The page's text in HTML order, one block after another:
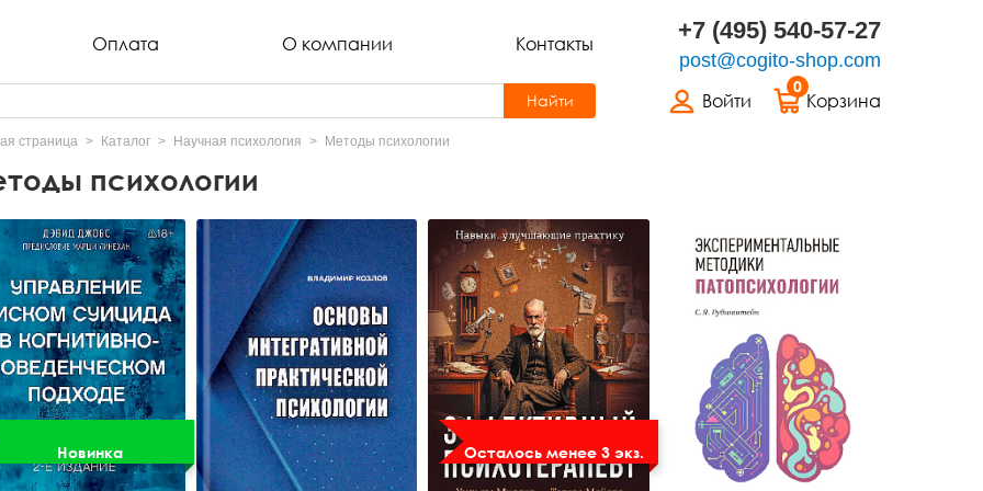
Оплата О компании Контакты +7 (495) 540-57-27
post@cogito-shop.com
Войти
0
Корзина
Найти
страница Каталог Научная психология Методы психологии
психологии
Новинка Осталось менее 3 экз.